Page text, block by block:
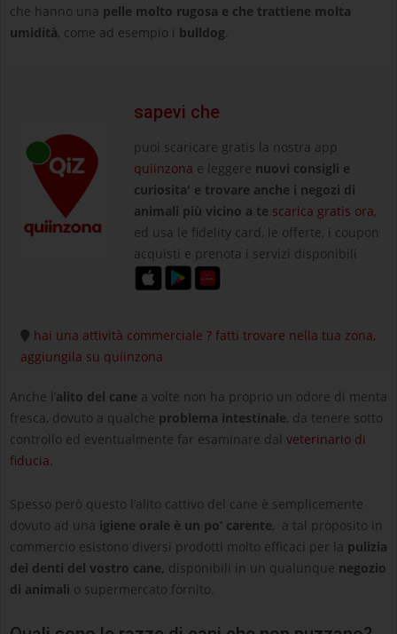
che hanno una pelle molto rugosa e che trattiene molta
umidità, come ad esempio i bulldog.
sapevi che
puoi scaricare gratis la nostra app
quiinzona e leggere nuovi consigli e
curiosita' e trovare anche i negozi di
animali più vicino a te scarica gratis ora,
ed usa le fidelity card, le offerte, i coupon
acquisti e prenota i servizi disponibili
hai una attività commerciale ? fatti trovare nella tua zona,
aggiungila su quiinzona
Anche l’alito del cane a volte non ha proprio un odore di menta
fresca, dovuto a qualche problema intestinale, da tenere sotto
controllo ed eventualmente far esaminare dal veterinario di
fiducia.
Spesso però questo l’alito cattivo del cane è semplicemente
dovuto ad una igiene orale è un po’ carente, a tal proposito in
commercio esistono diversi prodotti molto efficaci per la pulizia
dei denti del vostro cane, disponibili in un qualunque negozio
di animali o supermercato fornito.